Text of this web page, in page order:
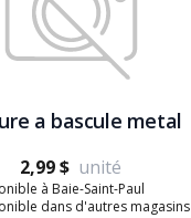
a bascule metal
2,99 $ unité
à Baie-Saint-Paul
dans d'autres magasins